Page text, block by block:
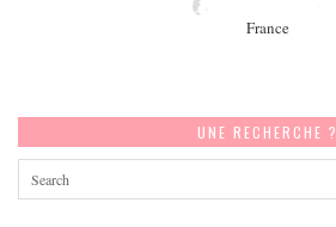
France
UNE RECHERCHE ?